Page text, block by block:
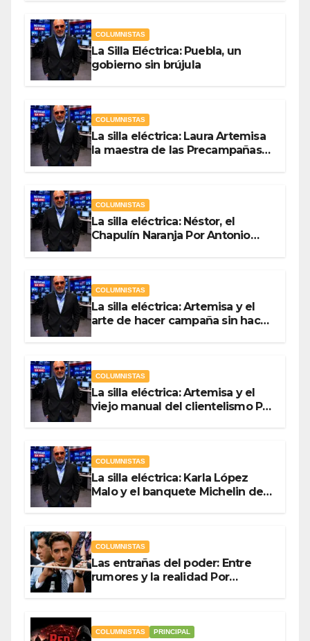
COLUMNISTAS
La Silla Eléctrica: Puebla, un
gobierno sin brújula
COLUMNISTAS
La silla eléctrica: Laura Artemisa
la maestra de las Precampañas
COLUMNISTAS
La silla eléctrica: Néstor, el
Chapulín Naranja Por Antonio
COLUMNISTAS
La silla eléctrica: Artemisa y el
arte de hacer campaña sin hacer
COLUMNISTAS
La silla eléctrica: Artemisa y el
viejo manual del clientelismo Por
COLUMNISTAS
La silla eléctrica: Karla López
Malo y el banquete Michelin del
COLUMNISTAS
Las entrañas del poder: Entre
rumores y la realidad Por
COLUMNISTAS PRINCIPAL